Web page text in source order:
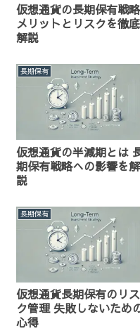
仮想通貨の長期保有戦略
メリットとリスクを徹底
解説
長期保有
仮想通貨の半減期とは
期保有戦略への影響を解
説
長期保有
仮想通貨長期保有のリス
ク管理 失敗しないため
心得